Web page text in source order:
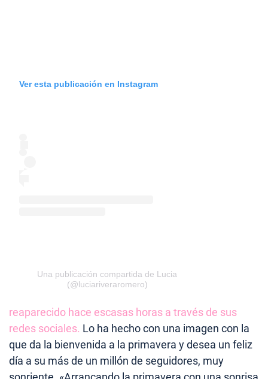
Ver esta publicación en Instagram
Una publicación compartida de Lucia
(@luciariveraromero)
reaparecido hace escasas horas a través de sus
redes sociales. Lo ha hecho con una imagen con la
que da la bienvenida a la primavera y desea un feliz
día a su más de un millón de seguidores, muy